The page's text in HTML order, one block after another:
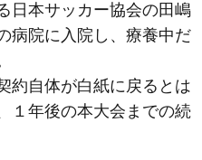
日本サッカー協会の田嶋
病院に入院し、療養中だ
約自体が白紙に戻るとは
１年後の本大会までの続